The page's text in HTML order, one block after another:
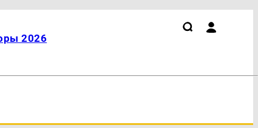
2026